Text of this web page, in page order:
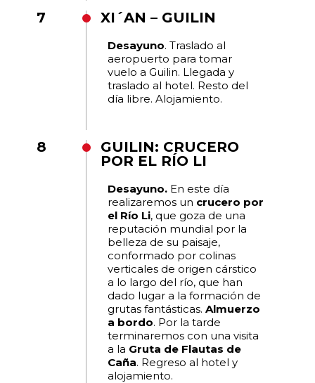
7 XI´AN – GUILIN
Desayuno. Traslado al
aeropuerto para tomar
vuelo a Guilin. Llegada y
traslado al hotel. Resto del
día libre. Alojamiento.
8
GUILIN: CRUCERO
POR EL RÍO LI
Desayuno. En este día
realizaremos un crucero por
el Río Li, que goza de una
reputación mundial por la
belleza de su paisaje,
conformado por colinas
verticales de origen cárstico
a lo largo del río, que han
dado lugar a la formación de
grutas fantásticas.Almuerzo
a bordo. Por la tarde
terminaremos con una visita
a la Gruta de Flautas de
Caña. Regreso al hotel y
alojamiento.